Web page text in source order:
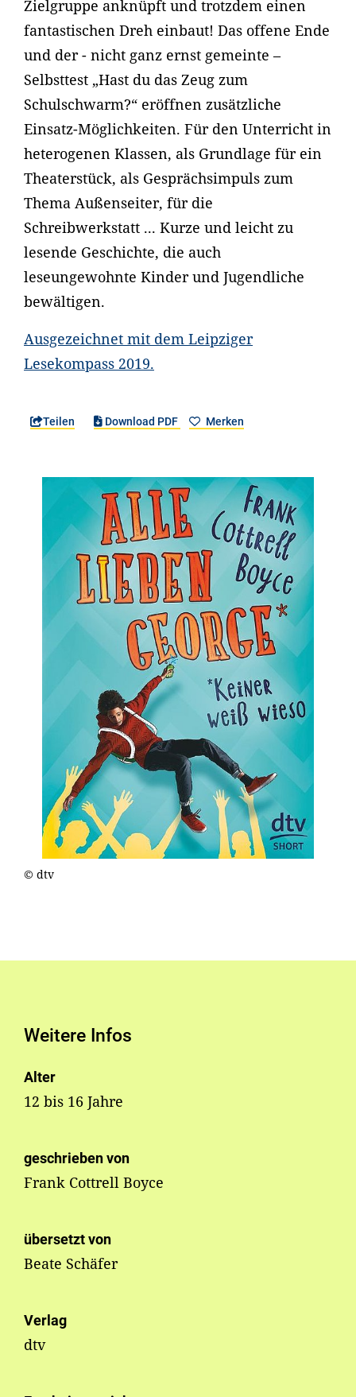
Zielgruppe anknüpft und trotzdem einen
fantastischen Dreh einbaut! Das offene Ende
und der - nicht ganz ernst gemeinte –
Selbsttest „Hast du das Zeug zum
Schulschwarm?“ eröffnen zusätzliche
Einsatz-Möglichkeiten. Für den Unterricht in
heterogenen Klassen, als Grundlage für ein
Theaterstück, als Gesprächsimpuls zum
Thema Außenseiter, für die
Schreibwerkstatt ... Kurze und leicht zu
lesende Geschichte, die auch
leseungewohnte Kinder und Jugendliche
bewältigen.
Ausgezeichnet mit dem Leipziger
Lesekompass 2019.
Teilen Download PDF Merken
© dtv
Weitere Infos
Alter
12 bis 16 Jahre
geschrieben von
Frank Cottrell Boyce
übersetzt von
Beate Schäfer
Verlag
dtv